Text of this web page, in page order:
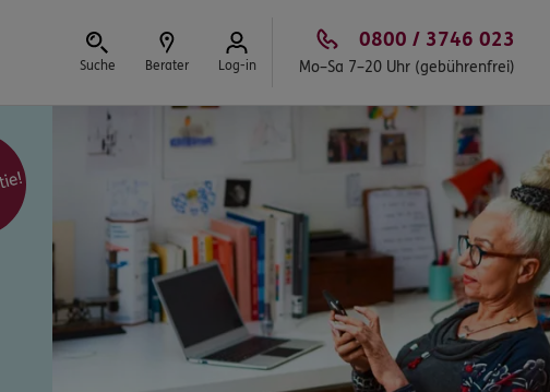
Suche Berater Log-in
0800 / 3746 023
Mo–Sa 7–20 Uhr (gebührenfrei)